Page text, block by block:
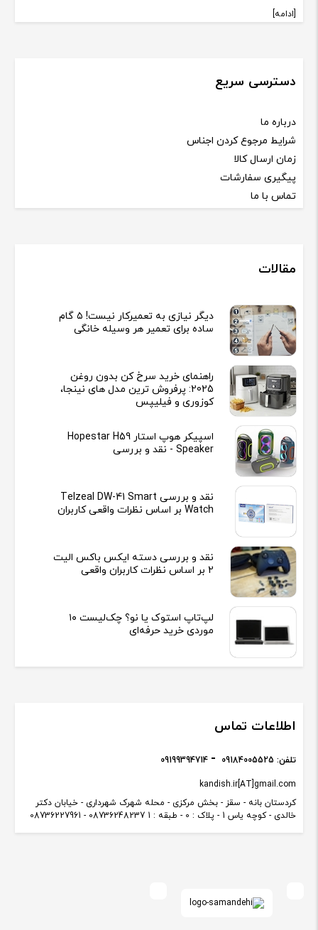
[ادامه]
دسترسی سریع
درباره ما
شرایط مرجوع کردن اجناس
زمان ارسال کالا
پیگیری سفارشات
تماس با ما
مقالات
دیگر نیازی به تعمیرکار نیست! ۵ گام
ساده برای تعمیر هر وسیله خانگی
راهنمای خرید سرخ کن بدون روغن
2025: پرفروش ترین مدل های نینجا،
کوزوری و فیلیپس
اسپیکر هوپ استار Hopestar H59
Speaker - نقد و بررسی
نقد و بررسی Telzeal DW-41 Smart
Watch بر اساس نظرات واقعی کاربران
نقد و بررسی دسته ایکس باکس الیت
2 بر اساس نظرات کاربران واقعی
لپ‌تاپ استوک یا نو؟ چک‌لیست ۱۰
موردی خرید حرفه‌ای
اطلاعات تماس
کردستان بانه - سقز - بخش مرکزی - محله شهرک شهرداری - خیابان دکتر
خالدی - کوچه یاس 1 - پلاک : 0 - طبقه : 1 08736248237 - 08736227961
kandish.ir[AT]gmail.com
تلفن: 09184005525
09199394714